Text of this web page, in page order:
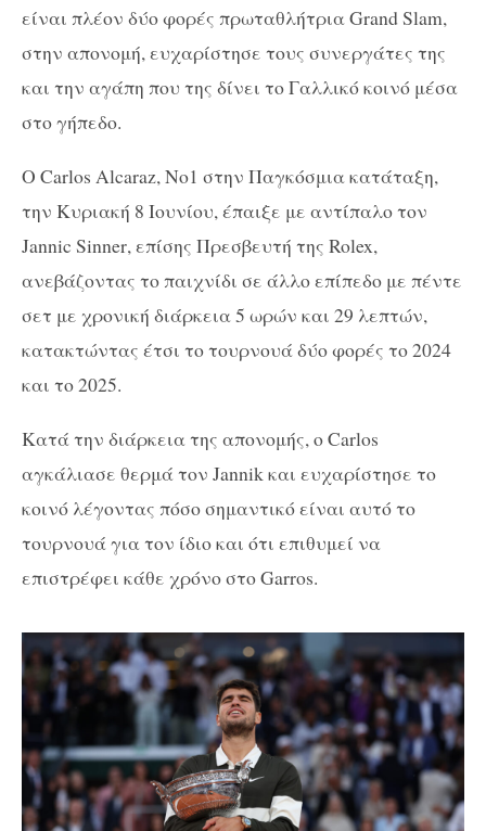
είναι πλέον δύο φορές πρωταθλήτριαGrand Slam,
στην απονομή, ευχαρίστησε τους συνεργάτες της
και την αγάπη που της δίνει το Γαλλικό κοινό μέσα
στο γήπεδο.
Ο Carlos Alcaraz, No1 στην Παγκόσμια κατάταξη,
την Κυριακή 8 Ιουνίου, έπαιξε με αντίπαλο τον
Jannic Sinner, επίσης Πρεσβευτή της Rolex,
ανεβάζοντας το παιχνίδι σε άλλο επίπεδο με πέντε
σετ με χρονική διάρκεια 5 ωρών και 29 λεπτών,
κατακτώντας έτσι το τουρνουά δύο φορές το 2024
και το 2025.
Kατά την διάρκεια της απονομής, οCarlos
αγκάλιασε θερμά τον Jannik και ευχαρίστησε το
κοινό λέγοντας πόσο σημαντικό είναι αυτό το
τουρνουά για τον ίδιο και ότι επιθυμεί να
επιστρέφει κάθε χρόνο στοGarros.